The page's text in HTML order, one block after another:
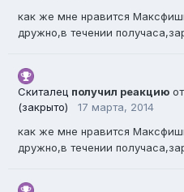
как же мне нравится
дружно,в течении
Скиталец получил реакцию от
(закрыто)
17 марта, 2014
как же мне нравится
дружно,в течении